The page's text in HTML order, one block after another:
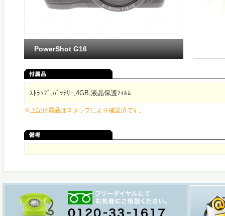
PowerShot G16
ｽﾄﾗｯﾌﾟ,ﾊﾞｯﾃﾘｰ,4GB,液晶保護ﾌｨﾙﾑ
※上記付属品はスタッフにより確認済です。